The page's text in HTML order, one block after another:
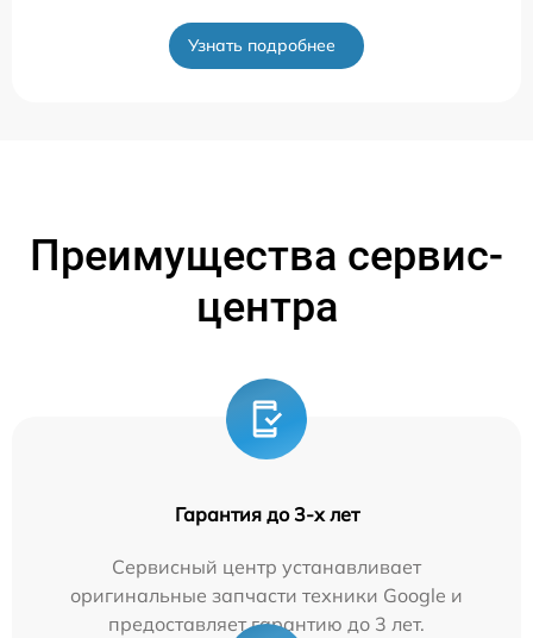
Узнать подробнее
Преимущества сервис-
центра
Гарантия до 3-х лет
Сервисный центр устанавливает
оригинальные запчасти техники Google и
предоставляет гарантию до 3 лет.